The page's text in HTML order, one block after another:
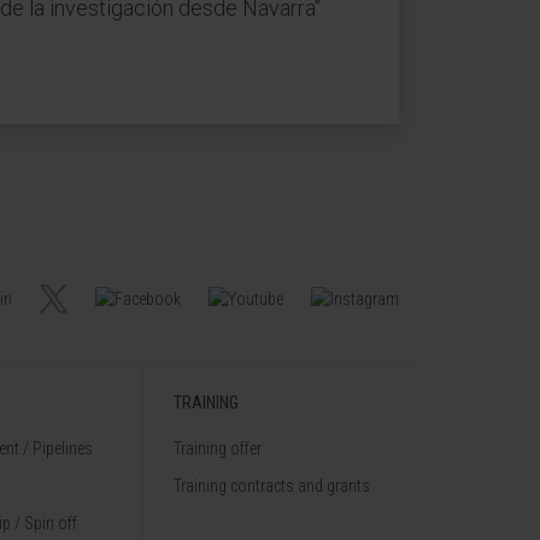
la investigación desde Navarra"
/ Pipelines
/ Spin off
TRAINING
Training offer
Training contracts and grants